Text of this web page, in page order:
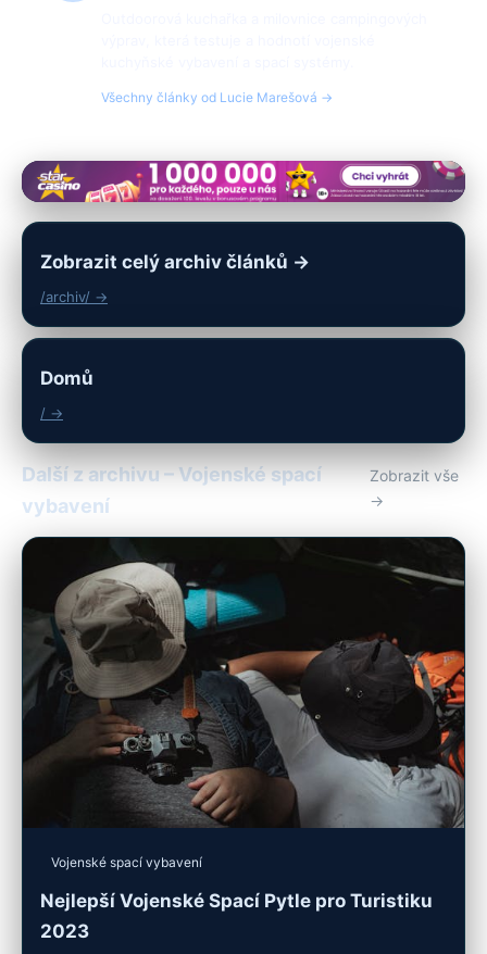
Všechny články od Lucie Marešová →
Zobrazit celý archiv článků →
/archiv/ →
Domů
/ →
Další z archivu – Vojenské spací
vybavení
Zobrazit vše
→
Vojenské spací vybavení
Nejlepší Vojenské Spací Pytle pro Turistiku
2023